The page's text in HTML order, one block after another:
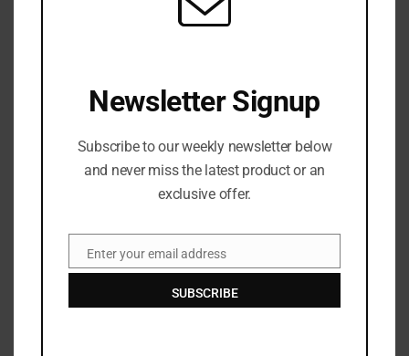
Newsletter Signup
Subscribe to our weekly newsletter below
and never miss the latest product or an
exclusive offer.
EmailEnter your email address
SUBSCRIBE